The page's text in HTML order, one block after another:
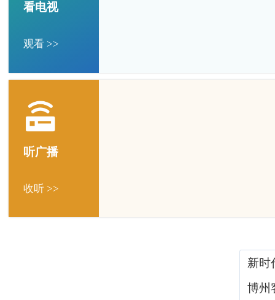
看电视
观看 >>
听广播
收听 >>
新时
博州